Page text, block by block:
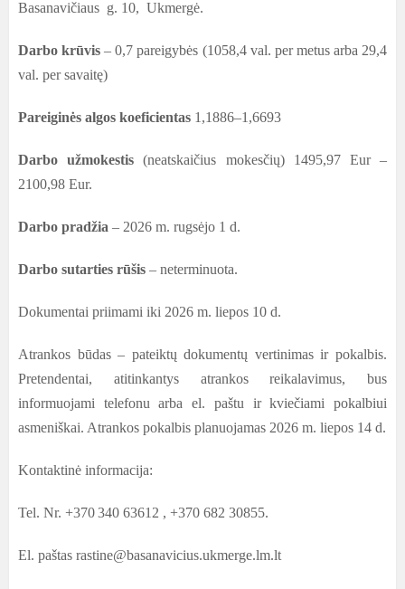
Basanavičiaus g. 10, Ukmergė.
Darbo krūvis – 0,7 pareigybės (1058,4 val. per metus arba 29,4
val. per savaitę)
Pareiginės algos koeficientas 1,1886–1,6693
Darbo užmokestis (neatskaičius mokesčių) 1495,97 Eur –
2100,98 Eur.
Darbo pradžia – 2026 m. rugsėjo 1 d.
Darbo sutarties rūšis – neterminuota.
Dokumentai priimami iki 2026 m. liepos 10 d.
Atrankos būdas – pateiktų dokumentų vertinimas ir pokalbis.
Pretendentai, atitinkantys atrankos reikalavimus, bus
informuojami telefonu arba el. paštu ir kviečiami pokalbiui
asmeniškai. Atrankos pokalbis planuojamas 2026 m. liepos 14 d.
Kontaktinė informacija:
Tel. Nr. +370340 63612 , +370 682 30855.
El. paštas rastine@basanavicius.ukmerge.lm.lt